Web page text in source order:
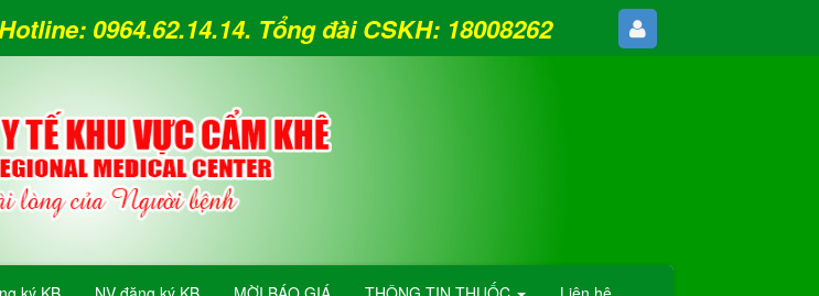
0964.62.14.14. Tổng đài CSKH: 18008262